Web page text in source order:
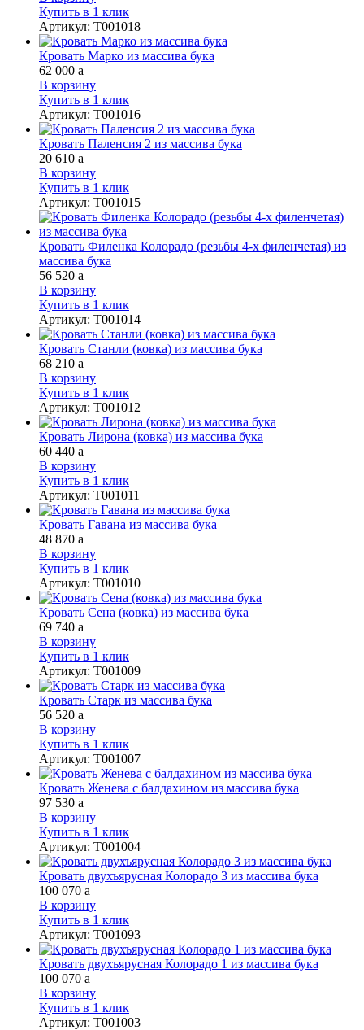
Купить в 1 клик
Артикул: Т001018
Кровать Марко из массива бука
62 000 a
В корзину
Купить в 1 клик
Артикул: Т001016
Кровать Паленсия 2 из массива бука
20 610 a
В корзину
Купить в 1 клик
Артикул: Т001015
Кровать Филенка Колорадо (резьбы 4-х филенчетая) из
массива бука
56 520 a
В корзину
Купить в 1 клик
Артикул: Т001014
Кровать Станли (ковка) из массива бука
68 210 a
В корзину
Купить в 1 клик
Артикул: Т001012
Кровать Лирона (ковка) из массива бука
60 440 a
В корзину
Купить в 1 клик
Артикул: Т001011
Кровать Гавана из массива бука
48 870 a
В корзину
Купить в 1 клик
Артикул: Т001010
Кровать Сена (ковка) из массива бука
69 740 a
В корзину
Купить в 1 клик
Артикул: Т001009
Кровать Старк из массива бука
56 520 a
В корзину
Купить в 1 клик
Артикул: Т001007
Кровать Женева с балдахином из массива бука
97 530 a
В корзину
Купить в 1 клик
Артикул: Т001004
Кровать двухъярусная Колорадо 3 из массива бука
100 070 a
В корзину
Купить в 1 клик
Артикул: Т001093
Кровать двухъярусная Колорадо 1 из массива бука
100 070 a
В корзину
Купить в 1 клик
Артикул: Т001003